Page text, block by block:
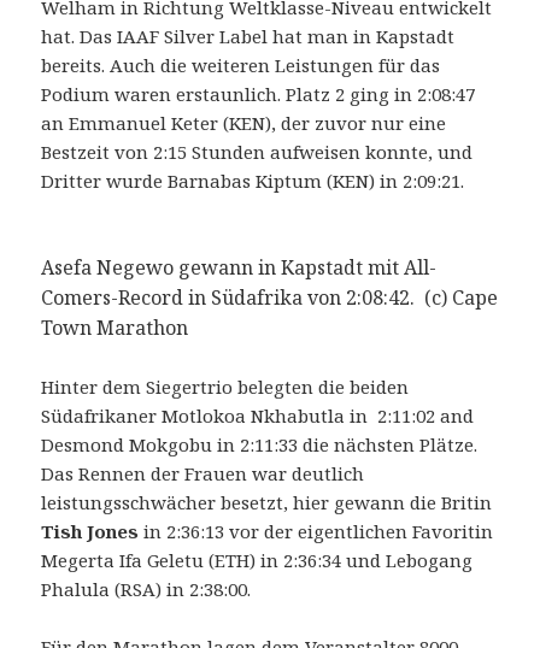
Welham in Richtung Weltklasse-Niveau entwickelt
hat. Das IAAF Silver Label hat man in Kapstadt
bereits. Auch die weiteren Leistungen für das
Podium waren erstaunlich. Platz 2 ging in 2:08:47
an Emmanuel Keter (KEN), der zuvor nur eine
Bestzeit von 2:15 Stunden aufweisen konnte, und
Dritter wurde Barnabas Kiptum (KEN) in 2:09:21.
Asefa Negewo gewann in Kapstadt mit All-
Comers-Record in Südafrika von 2:08:42. (c) Cape
Town Marathon
Hinter dem Siegertrio belegten die beiden
Südafrikaner Motlokoa Nkhabutla in 2:11:02 and
Desmond Mokgobu in 2:11:33 die nächsten Plätze.
Das Rennen der Frauen war deutlich
leistungsschwächer besetzt, hier gewann die Britin
Tish Jones in 2:36:13 vor der eigentlichen Favoritin
Megerta Ifa Geletu (ETH) in 2:36:34 und Lebogang
Phalula (RSA) in 2:38:00.